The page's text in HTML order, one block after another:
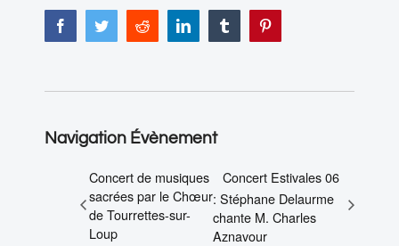
FacebookTwitterReddit LinkedIn Tumblr
Navigation Évènement
Concert de musiques
sacrées par le Chœur
de Tourrettes-sur-
Loup
Concert Estivales 06
: Stéphane Delaurme
chante M. Charles
Aznavour